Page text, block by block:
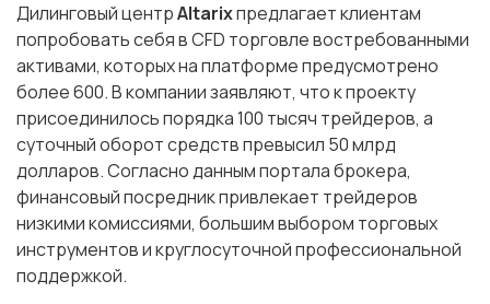
Дилинговый центрAltarixпредлагает клиентам
попробовать себя в CFD торговле востребованными
активами, которых на платформе предусмотрено
более 600. В компании заявляют, что к проекту
присоединилось порядка 100 тысяч трейдеров, а
суточный оборот средств превысил 50 млрд
долларов. Согласно данным портала брокера,
финансовый посредник привлекает трейдеров
низкими комиссиями, большим выбором торговых
инструментов и круглосуточной профессиональной
поддержкой.